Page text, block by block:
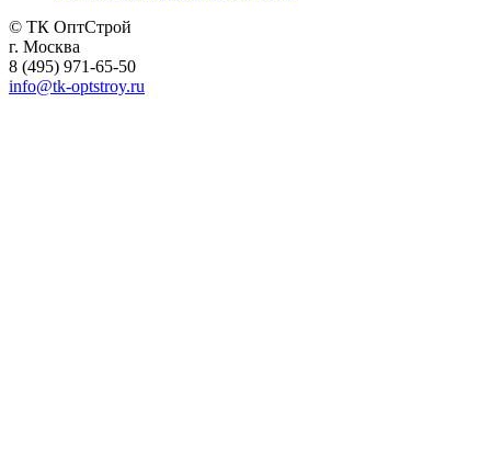
© ТК ОптСтрой
г. Москва
8 (495) 971-65-50
info@tk-optstroy.ru